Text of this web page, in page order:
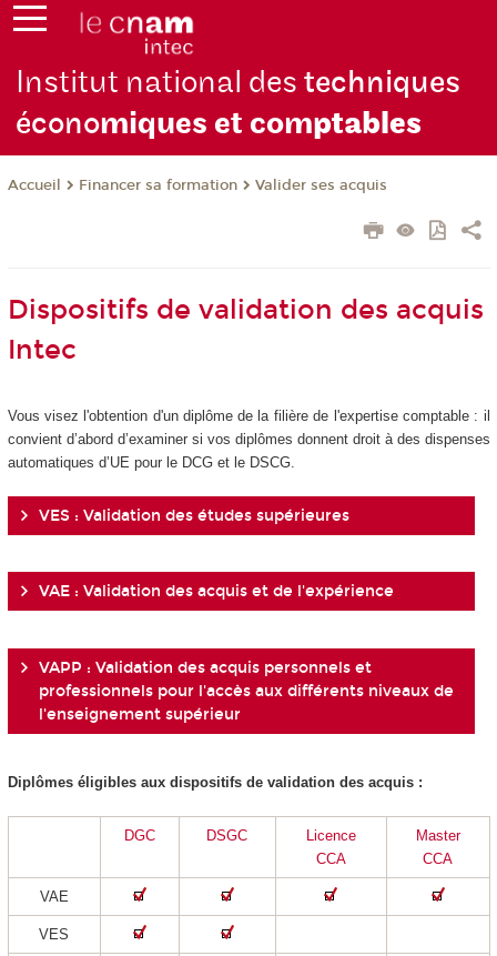
Institut national destechniques
économiques et comptables
Accueil Financer sa formation Valider ses acquis
Dispositifs de validation des acquis
Intec
Vous visez l'obtention d'un diplôme de la filière de l'expertise comptable : il
convient d’abord d’examiner si vos diplômes donnent droit à des dispenses
automatiques d’UE pour le DCG et le DSCG.
VES : Validation des études supérieures
VAE : Validation des acquis et de l'expérience
VAPP : Validation des acquis personnels et
professionnels pour l'accès aux différents niveaux de
l'enseignement supérieur
Diplômes éligibles aux dispositifs de validation des acquis :
DGC DSGC
Licence
CCA
Master
CCA
VAE
VES